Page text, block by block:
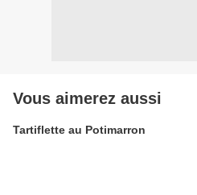
Vous aimerez aussi
Tartiflette au Potimarron